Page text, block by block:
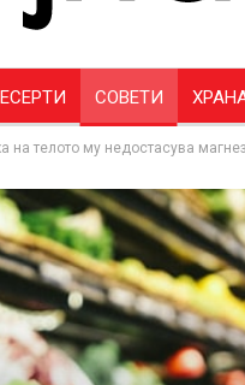
СОВЕТИ
на телото му недостасува